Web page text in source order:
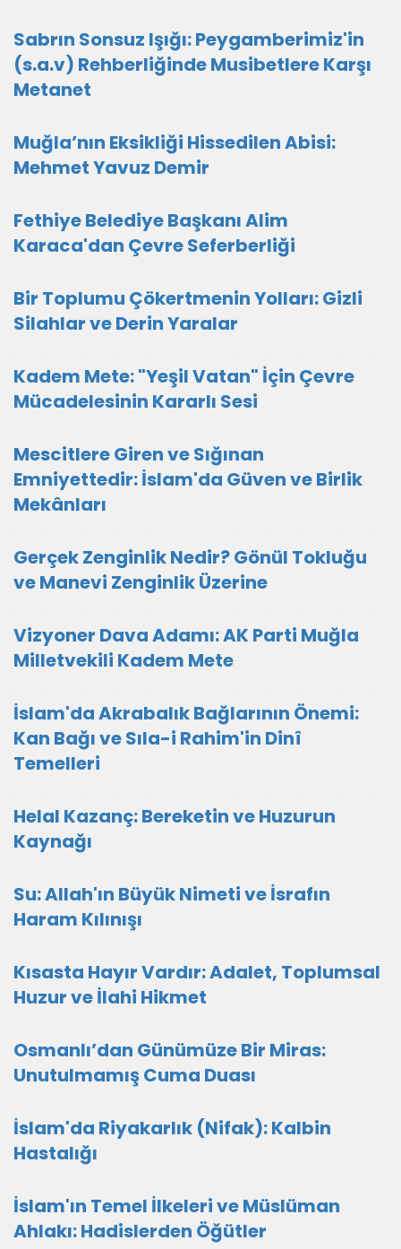
Sabrın Sonsuz Işığı: Peygamberimiz'in
(s.a.v) Rehberliğinde Musibetlere Karşı
Metanet
Muğla’nın Eksikliği Hissedilen Abisi:
Mehmet Yavuz Demir
Fethiye Belediye Başkanı Alim
Karaca'dan Çevre Seferberliği
Bir Toplumu Çökertmenin Yolları: Gizli
Silahlar ve Derin Yaralar
Kadem Mete: "Yeşil Vatan" İçin Çevre
Mücadelesinin Kararlı Sesi
Mescitlere Giren ve Sığınan
Emniyettedir: İslam'da Güven ve Birlik
Mekânları
Gerçek Zenginlik Nedir? Gönül Tokluğu
ve Manevi Zenginlik Üzerine
Vizyoner Dava Adamı: AK Parti Muğla
Milletvekili Kadem Mete
İslam'da Akrabalık Bağlarının Önemi:
Kan Bağı ve Sıla-i Rahim'in Dinî
Temelleri
Helal Kazanç: Bereketin ve Huzurun
Kaynağı
Su: Allah'ın Büyük Nimeti ve İsrafın
Haram Kılınışı
Kısasta Hayır Vardır: Adalet, Toplumsal
Huzur ve İlahi Hikmet
Osmanlı’dan Günümüze Bir Miras:
Unutulmamış Cuma Duası
İslam'da Riyakarlık (Nifak): Kalbin
Hastalığı
İslam'ın Temel İlkeleri ve Müslüman
Ahlakı: Hadislerden Öğütler